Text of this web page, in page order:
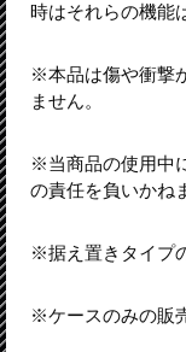
時はそれらの機能
※本品は傷や衝撃
ません。
※当商品の使用中
の責任を負いかね
※据え置きタイプ
※ケースのみの販